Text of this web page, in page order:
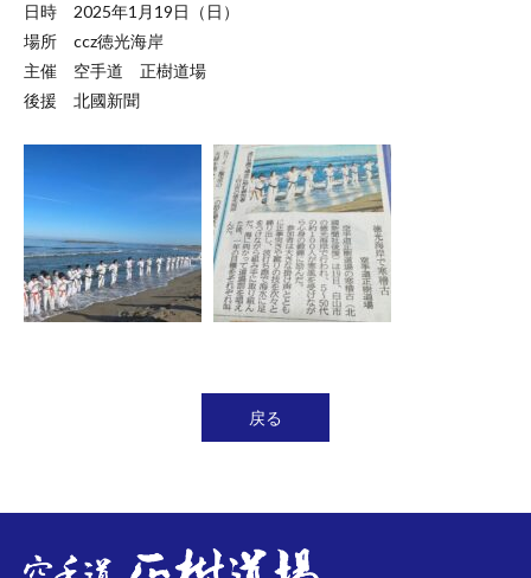
日時 2025年1月19日（日）
場所 ccz徳光海岸
主催 空手道 正樹道場
後援 北國新聞
戻る